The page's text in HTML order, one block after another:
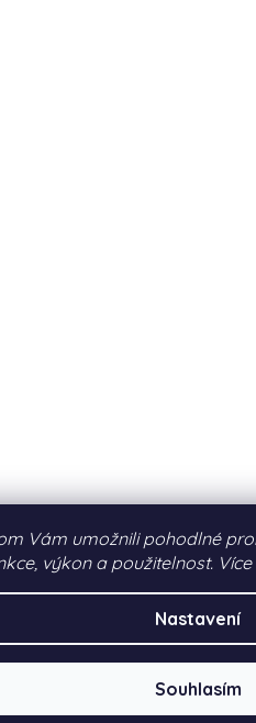
Vám umožnili pohodlné
výkon a použitelnost.
Nastavení
Souhlasím